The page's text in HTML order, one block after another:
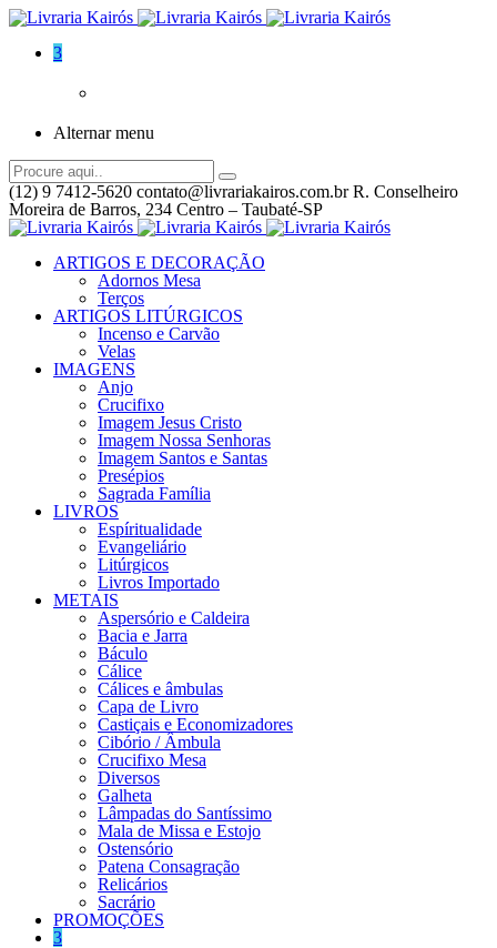
3
Alternar menu
(12) 9 7412-5620 contato@livrariakairos.com.brR. Conselheiro
Moreira de Barros, 234 Centro – Taubaté-SP
ARTIGOS E DECORAÇÃO
Adornos Mesa
Terços
ARTIGOS LITÚRGICOS
Incenso e Carvão
Velas
IMAGENS
Anjo
Crucifixo
Imagem Jesus Cristo
Imagem Nossa Senhoras
Imagem Santos e Santas
Presépios
Sagrada Família
LIVROS
Espíritualidade
Evangeliário
Litúrgicos
Livros Importado
METAIS
Aspersório e Caldeira
Bacia e Jarra
Báculo
Cálice
Cálices e âmbulas
Capa de Livro
Castiçais e Economizadores
Cibório / Âmbula
Crucifixo Mesa
Diversos
Galheta
Lâmpadas do Santíssimo
Mala de Missa e Estojo
Ostensório
Patena Consagração
Relicários
Sacrário
PROMOÇÕES
3